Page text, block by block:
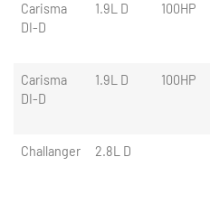
Carisma
DI-D
1.9L D 100HP
Carisma
DI-D
1.9L D 100HP
Challanger 2.8L D